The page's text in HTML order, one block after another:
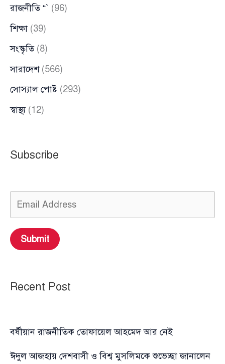
রাজনীতি “` (96)
শিক্ষা (39)
সংস্কৃতি(8)
সারাদেশ(566)
সোস্যাল পোষ্ট (293)
স্বাস্থ্য(12)
Subscribe
Submit
Recent Post
বর্ষীয়ান রাজনীতিক তোফায়েল আহমেদ আর নেই
ঈদুল আজহায় দেশবাসী ও বিশ্ব মুসলিমকে শুভেচ্ছা জানালেন